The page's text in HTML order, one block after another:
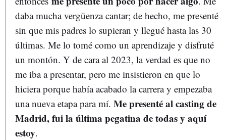
daba mucha vergüenza cantar; de hecho, me presenté
sin que mis padres lo supieran y llegué hasta las 30
últimas. Me lo tomé como un aprendizaje y disfruté
un montón. Y de cara al 2023, la verdad es que no
me iba a presentar, pero me insistieron en que lo
hiciera porque había acabado la carrera y empezaba
una nueva etapa para mí. Me presenté al casting de
Madrid, fui la última pegatina de todas y aquí
estoy.